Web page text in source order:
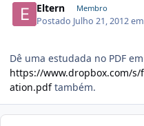
Eltern Membro
Postado Julho 21, 2012
Dê uma estudada no PDF em
https://www.dropbox.com/s/
ation.pdftambém.